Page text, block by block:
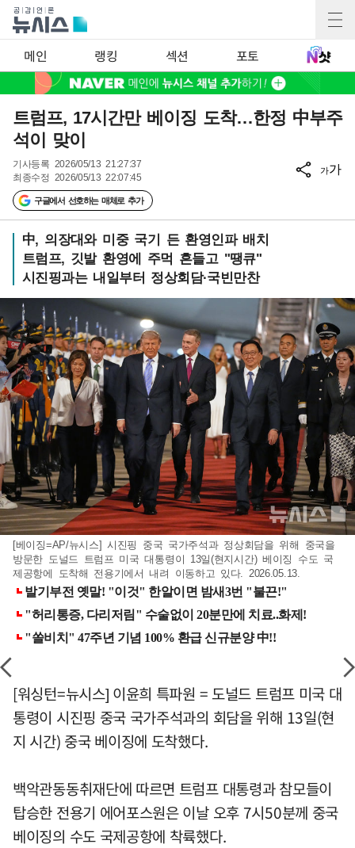
메인 랭킹 섹션 포토
트럼프, 17시간만 베이징 도착…한정 中부주
석이 맞이
기사등록 2026/05/13 21:27:37
최종수정 2026/05/13 22:07:45
구글에서 선호하는 매체로 추가
가가
中, 의장대와 미중 국기 든 환영인파 배치
트럼프, 깃발 환영에 주먹 흔들고 "땡큐"
시진핑과는 내일부터 정상회담·국빈만찬
[베이징=AP/뉴시스] 시진핑 중국 국가주석과 정상회담을 위해 중국을
방문한 도널드 트럼프 미국 대통령이 13일(현지시간) 베이징 수도 국
제공항에 도착해 전용기에서 내려 이동하고 있다. 2026.05.13.
[워싱턴=뉴시스] 이윤희 특파원 = 도널드 트럼프 미국 대
통령이 시진핑 중국 국가주석과의 회담을 위해 13일(현
지 시간) 중국 베이징에 도착했다.
백악관동동취재단에 따르면 트럼프 대통령과 참모들이
탑승한 전용기 에어포스원은 이날 오후 7시50분께 중국
베이징의 수도 국제공항에 착륙했다.